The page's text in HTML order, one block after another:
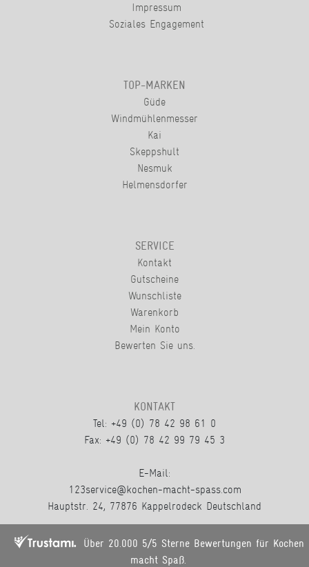
Impressum
Soziales Engagement
TOP-MARKEN
Güde
Windmühlenmesser
Kai
Skeppshult
Nesmuk
Helmensdorfer
SERVICE
Kontakt
Gutscheine
Wunschliste
Warenkorb
Mein Konto
Bewerten Sie uns.
KONTAKT
Tel: +49 (0) 78 42 98 61 0
Fax: +49 (0) 78 42 99 79 45 3
E-Mail:
123service@kochen-macht-spass.com
Hauptstr. 24, 77876 Kappelrodeck Deutschland
Über 20.000 5/5 Sterne Bewertungen für Kochen
macht Spaß.